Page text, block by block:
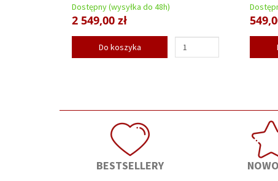
Dostępny (wysyłka do 48h)
2 549,00 zł
Do koszyka
BESTSELLERY